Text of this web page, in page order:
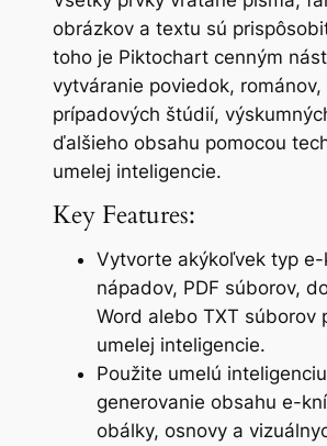
obrázkov a textu sú
toho je Piktochart cenným
vytváranie poviedok,
prípadových štúdií,
ďalšieho obsahu pomocou
umelej inteligencie.
Key Features:
Vytvorte akýkoľvek typ e-
nápadov, PDF súborov,
Word alebo TXT súborov
umelej inteligencie.
Použite umelú
generovanie obsahu e-
obálky, osnovy a